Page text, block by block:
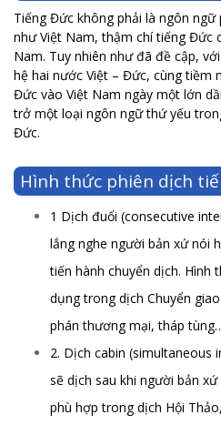
Tiếng Đức không phải là ngôn
như Việt Nam, thậm chí tiếng Đức
Nam. Tuy nhiên như đã đề cập,
hệ hai nước Việt – Đức, cùng tiềm
Đức vào Việt Nam ngày một lớn
trở một loại ngôn ngữ thứ yếu
Đức.
Hình thức phiên dịch
1 Dịch đuổi (consecutive
lắng nghe người bản xứ nói
tiến hành chuyển dịch.
dụng trong dịch Chuyển
phán thương mại, tháp
2. Dịch cabin (simultaneous
sẽ dịch sau khi người bản
phù hợp trong dịch Hội